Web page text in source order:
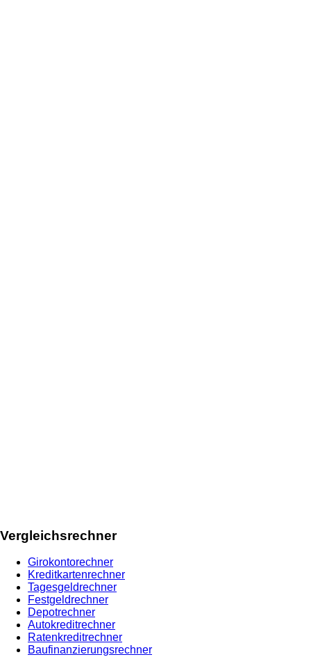
Vergleichsrechner
Girokontorechner
Kreditkartenrechner
Tagesgeldrechner
Festgeldrechner
Depotrechner
Autokreditrechner
Ratenkreditrechner
Baufinanzierungsrechner